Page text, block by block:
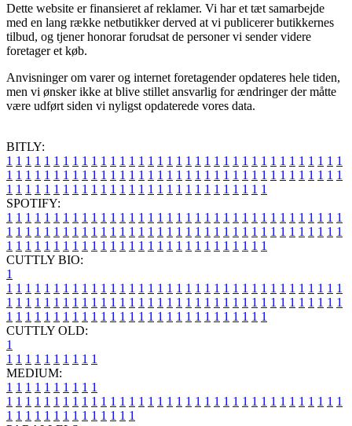
Dette website er finansieret af reklamer. Vi har et tæt samarbejde
med en lang række netbutikker derved at vi publicerer butikkernes
tilbud, og tjener honorar forudsat de personer vi sender videre
foretager et køb.
Anvisninger om varer og internet foretagender opdateres hele tiden,
men vi ønsker ikke at blive stillet ansvarlig for ændringer der måtte
være udført siden vi nyligst opdaterede vores data.
BITLY:
1 1 1 1 1 1 1 1 1 1 1 1 1 1 1 1 1 1 1 1 1 1 1 1 1 1 1 1 1 1 1 1 1 1 1 1
1 1 1 1 1 1 1 1 1 1 1 1 1 1 1 1 1 1 1 1 1 1 1 1 1 1 1 1 1 1 1 1 1 1 1 1
1 1 1 1 1 1 1 1 1 1 1 1 1 1 1 1 1 1 1 1 1 1 1 1 1 1 1 1
SPOTIFY:
1 1 1 1 1 1 1 1 1 1 1 1 1 1 1 1 1 1 1 1 1 1 1 1 1 1 1 1 1 1 1 1 1 1 1 1
1 1 1 1 1 1 1 1 1 1 1 1 1 1 1 1 1 1 1 1 1 1 1 1 1 1 1 1 1 1 1 1 1 1 1 1
1 1 1 1 1 1 1 1 1 1 1 1 1 1 1 1 1 1 1 1 1 1 1 1 1 1 1 1
CUTTLY BIO:
1
1 1 1 1 1 1 1 1 1 1 1 1 1 1 1 1 1 1 1 1 1 1 1 1 1 1 1 1 1 1 1 1 1 1 1 1
1 1 1 1 1 1 1 1 1 1 1 1 1 1 1 1 1 1 1 1 1 1 1 1 1 1 1 1 1 1 1 1 1 1 1 1
1 1 1 1 1 1 1 1 1 1 1 1 1 1 1 1 1 1 1 1 1 1 1 1 1 1 1 1
CUTTLY OLD:
1
1 1 1 1 1 1 1 1 1 1
MEDIUM:
1 1 1 1 1 1 1 1 1 1
1 1 1 1 1 1 1 1 1 1 1 1 1 1 1 1 1 1 1 1 1 1 1 1 1 1 1 1 1 1 1 1 1 1 1 1
1 1 1 1 1 1 1 1 1 1 1 1 1 1